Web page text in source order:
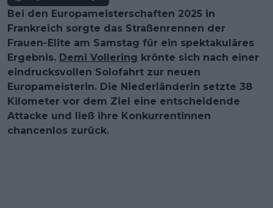
Bei den Europameisterschaften 2025 in
Frankreich sorgte das Straßenrennen der
Frauen-Elite am Samstag für ein spektakuläres
Ergebnis. Demi Vollering krönte sich nach einer
eindrucksvollen Solofahrt zur neuen
Europameisterin. Die Niederländerin setzte 38
Kilometer vor dem Ziel eine entscheidende
Attacke und ließ ihre Konkurrentinnen
chancenlos zurück.